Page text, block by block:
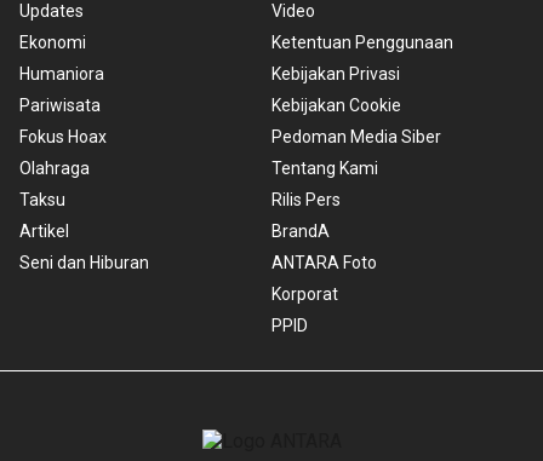
Updates
Ekonomi
Humaniora
Pariwisata
Fokus Hoax
Olahraga
Taksu
Artikel
Seni dan Hiburan
Video
Ketentuan Penggunaan
Kebijakan Privasi
Kebijakan Cookie
Pedoman Media Siber
Tentang Kami
Rilis Pers
BrandA
ANTARA Foto
Korporat
PPID